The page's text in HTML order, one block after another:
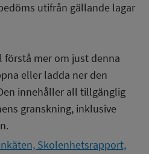
utifrån gällande lagar
förstå mer om just denna
eller ladda ner den
innehåller all tillgänglig
granskning, inklusive
Skolenhetsrapport,